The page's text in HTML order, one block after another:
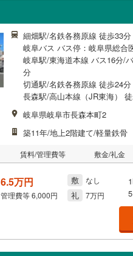
細畑駅/名鉄各務原線 徒歩33分
岐阜バス バス停：岐阜県総合
岐阜駅/東海道本線 バス16分/
分
切通駅/名鉄各務原線 徒歩24分
長森駅/高山本線（JR東海）
岐阜県岐阜市長森本町2
築11年/地上2階建て/軽量鉄骨
賃料/管理費等 敷金/礼金
6.5万円
管理費等6,000円
敷 なし
礼 7万円